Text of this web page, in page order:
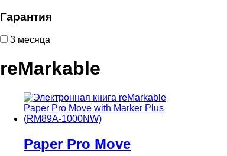
Гарантия
3 месяца
reMarkable
Paper Pro Move